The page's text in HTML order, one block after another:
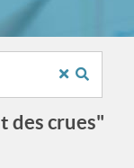
des crues"